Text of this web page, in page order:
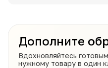
Дополните
Вдохновляйтесь
нужному товару в один